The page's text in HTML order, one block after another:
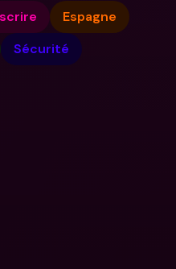
Espagne
Sécurité